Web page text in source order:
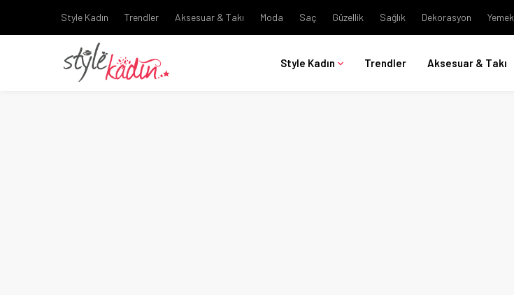
Style Kadın Trendler Aksesuar & Takı Moda Saç Güzellik Sağlık Dekorasyon Yemek
Style Kadın Trendler Aksesuar & Takı